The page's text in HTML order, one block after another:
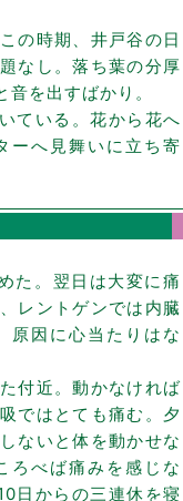
の時期、井戸谷の日
なし。落ち葉の分厚
を出すばかり。
ている。花から花へ
ーへ見舞いに立ち寄
た。翌日は大変に痛
レントゲンでは内臓
原因に心当たりはな
付近。動かなければ
ではとても痛む。夕
ないと体を動かせな
ろべば痛みを感じな
日からの三連休を寝